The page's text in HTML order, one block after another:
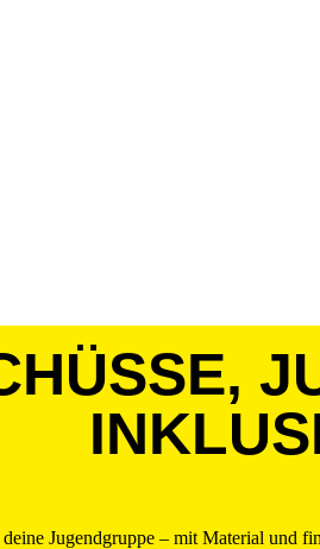
Jugendgruppe – mit Material und